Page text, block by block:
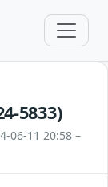
5833)
06-11 20:58 –